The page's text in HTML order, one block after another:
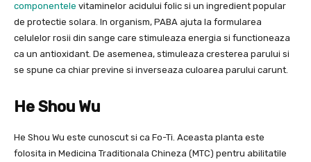
componentele vitaminelor acidului folic si un ingredient popular
de protectie solara. In organism, PABA ajuta la formularea
celulelor rosii din sange care stimuleaza energia si functioneaza
ca un antioxidant. De asemenea, stimuleaza cresterea parului si
se spune ca chiar previne si inverseaza culoarea parului carunt.
He Shou Wu
He Shou Wu este cunoscut si ca Fo-Ti. Aceasta planta este
folosita in Medicina Traditionala Chineza (MTC) pentru abilitatile